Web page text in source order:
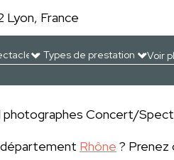
Voir
photographes Concert/
département Rhône ?